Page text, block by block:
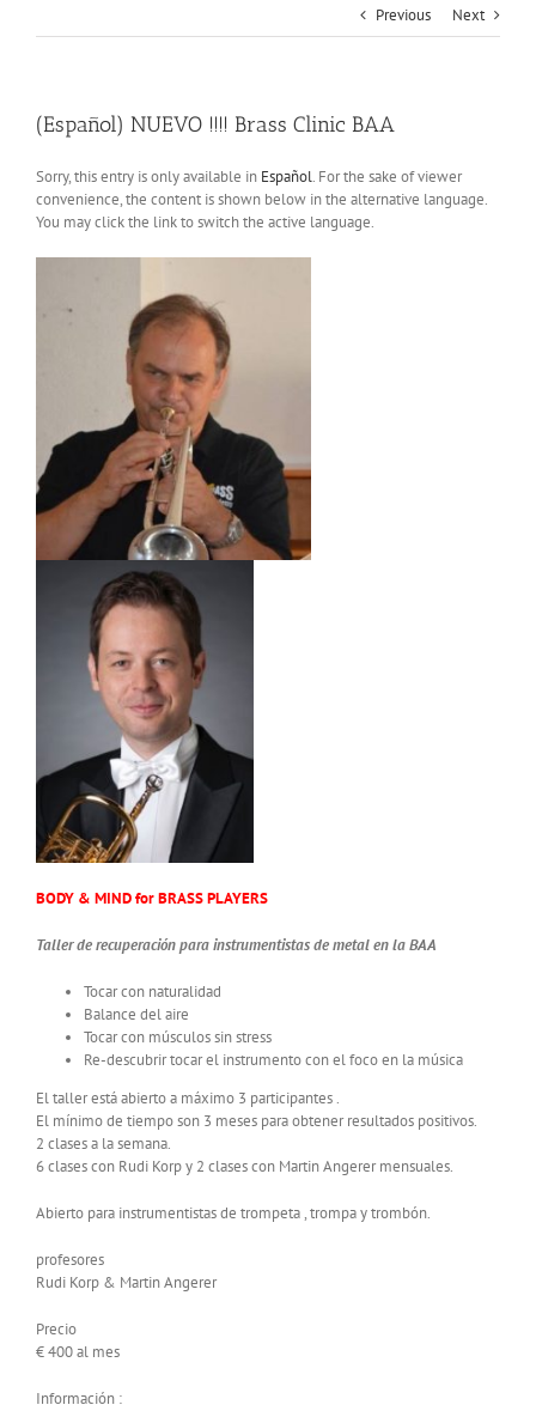
Previous Next
(Español) NUEVO !!!! Brass Clinic BAA
Sorry, this entry is only available in Español. For the sake of viewer
convenience, the content is shown below in the alternative language.
You may click the link to switch the active language.
BODY & MIND for BRASS PLAYERS
Taller de recuperación para instrumentistas de metal en la BAA
Tocar con naturalidad
Balance del aire
Tocar con músculos sin stress
Re-descubrir tocar el instrumento con el foco en la música
El taller está abierto a máximo 3 participantes .
El mínimo de tiempo son 3 meses para obtener resultados positivos.
2 clases a la semana.
6 clases con Rudi Korp y 2 clases con Martin Angerer mensuales.
Abierto para instrumentistas de trompeta , trompa y trombón.
profesores
Rudi Korp & Martin Angerer
Precio
€ 400 al mes
Información :